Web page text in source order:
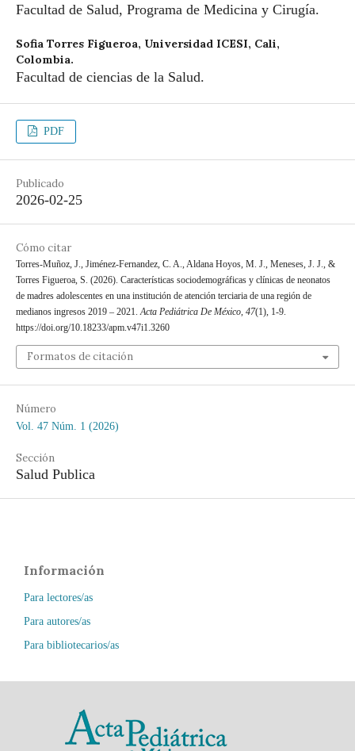
Facultad de Salud, Programa de Medicina y Cirugía.
Sofia Torres Figueroa, Universidad ICESI, Cali,
Colombia.
Facultad de ciencias de la Salud.
PDF
Publicado
2026-02-25
Cómo citar
Torres-Muñoz, J., Jiménez-Fernandez, C. A., Aldana Hoyos, M. J., Meneses, J. J., &
Torres Figueroa, S. (2026). Características sociodemográficas y clínicas de neonatos
de madres adolescentes en una institución de atención terciaria de una región de
medianos ingresos 2019 – 2021.Acta Pediátrica De México, 47(1), 1-9.
https://doi.org/10.18233/apm.v47i1.3260
Formatos de citación
Número
Vol. 47 Núm. 1 (2026)
Sección
Salud Publica
Información
Para lectores/as
Para autores/as
Para bibliotecarios/as